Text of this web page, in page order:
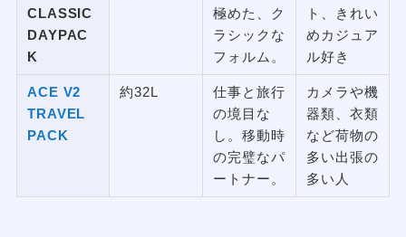
CLASSIC
DAYPAC
K
極めた、ク
ラシックな
フォルム。
ト、きれい
めカジュア
ル好き
ACE V2
TRAVEL
PACK
約32L
仕事と旅行
の境目な
し。移動時
の完璧なパ
ートナー。
カメラや機
器類、衣類
など荷物の
多い出張の
多い人